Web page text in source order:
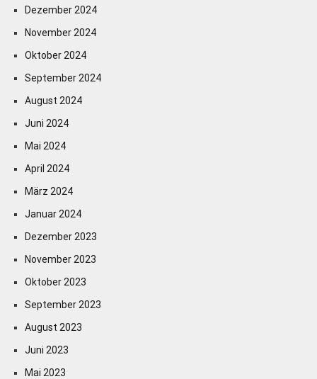
Dezember 2024
November 2024
Oktober 2024
September 2024
August 2024
Juni 2024
Mai 2024
April 2024
März 2024
Januar 2024
Dezember 2023
November 2023
Oktober 2023
September 2023
August 2023
Juni 2023
Mai 2023